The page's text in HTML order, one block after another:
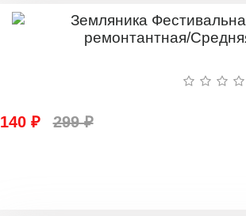
140 ₽ 299 ₽